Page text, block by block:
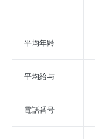
平均年齢
平均給与
電話番号